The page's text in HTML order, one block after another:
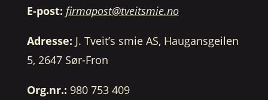
E-post: firmapost@tveitsmie.no
Adresse: J. Tveit’s smie AS, Haugansgeilen
5, 2647 Sør-Fron
Org.nr.: 980 753 409